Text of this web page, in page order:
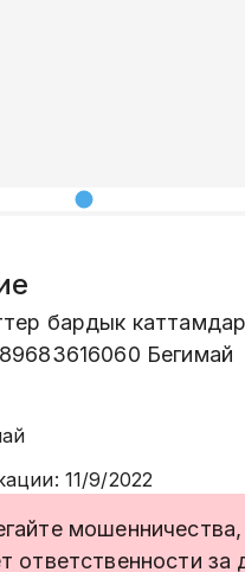
бардык
Бегимай
: 11/9/2022
ответственности